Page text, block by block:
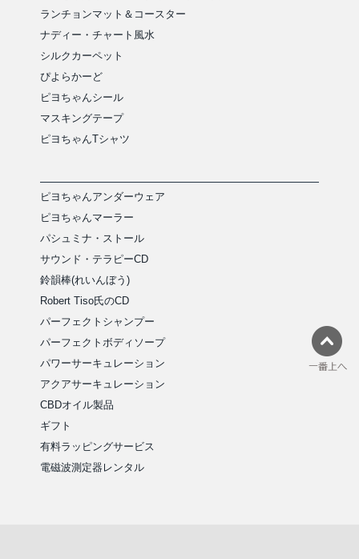
ランチョンマット＆コースター
ナディー・チャート風水
シルクカーペット
ぴよらかーど
ピヨちゃんシール
マスキングテープ
ピヨちゃんTシャツ
ピヨちゃんアンダーウェア
ピヨちゃんマーラー
パシュミナ・ストール
サウンド・テラピーCD
鈴韻棒(れいんぼう)
Robert Tiso氏のCD
パーフェクトシャンプー
パーフェクトボディソープ
パワーサーキュレーション
アクアサーキュレーション
CBDオイル製品
ギフト
有料ラッピングサービス
電磁波測定器レンタル